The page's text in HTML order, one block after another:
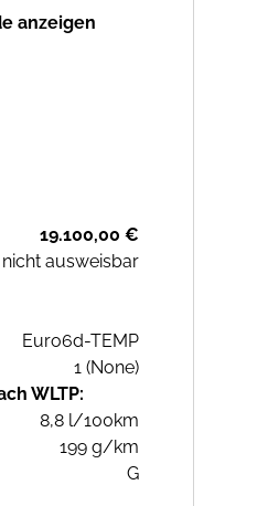
anzeigen
19.100,00 €
nicht ausweisbar
Euro6d-TEMP
1 (None)
WLTP:
8,8 l/100km
199 g/km
G